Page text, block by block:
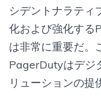
シデントナラティ
化および強化する
は非常に重要だ。
PagerDutyはデジ
リューションの提